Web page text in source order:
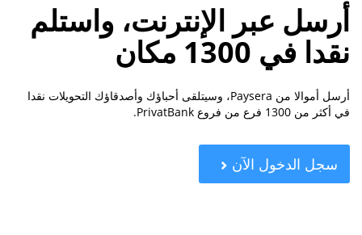
أرسل عبر الإنترنت، واستلم
نقدا في 1300 مكان
أرسل أموالا من Paysera، وسيتلقى أحباؤك وأصدقاؤك التحويلات نقدا
في أكثر من 1300 فرع من فروع PrivatBank.
سجل الدخول الآن